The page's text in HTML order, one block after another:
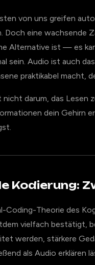
von uns greifen
Doch eine wachsende
Alternative ist — es
sein. Audio ist auch
praktikabel macht,
nicht darum, das Lesen
dein Gehirn
Kodierung:
Coding-Theorie des
vielfach bestätigt,
werden, stärkere
als Audio erklären